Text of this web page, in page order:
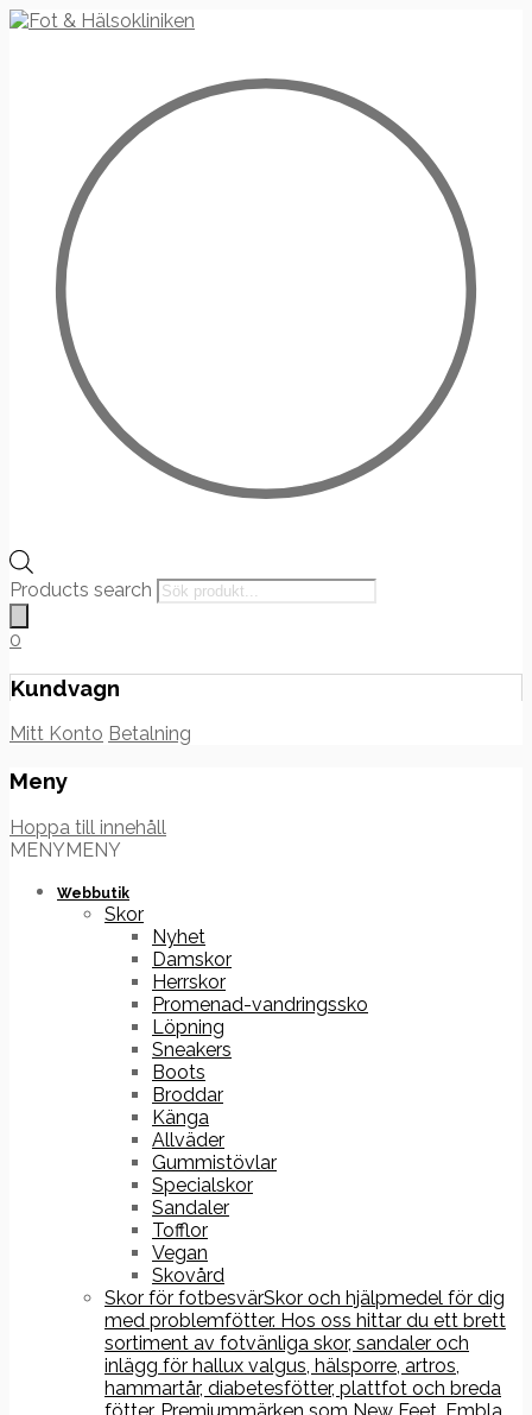
Products search
0
Kundvagn
Mitt Konto Betalning
Meny
Hoppa till innehåll
MENYMENY
Webbutik
Skor
Nyhet
Damskor
Herrskor
Promenad-vandringssko
Löpning
Sneakers
Boots
Broddar
Känga
Allväder
Gummistövlar
Specialskor
Sandaler
Tofflor
Vegan
Skovård
Skor för fotbesvärSkor och hjälpmedel för dig
med problemfötter. Hos oss hittar du ett brett
sortiment av fotvänliga skor, sandaler och
inlägg för hallux valgus, hälsporre, artros,
hammartår, diabetesfötter, plattfot och breda